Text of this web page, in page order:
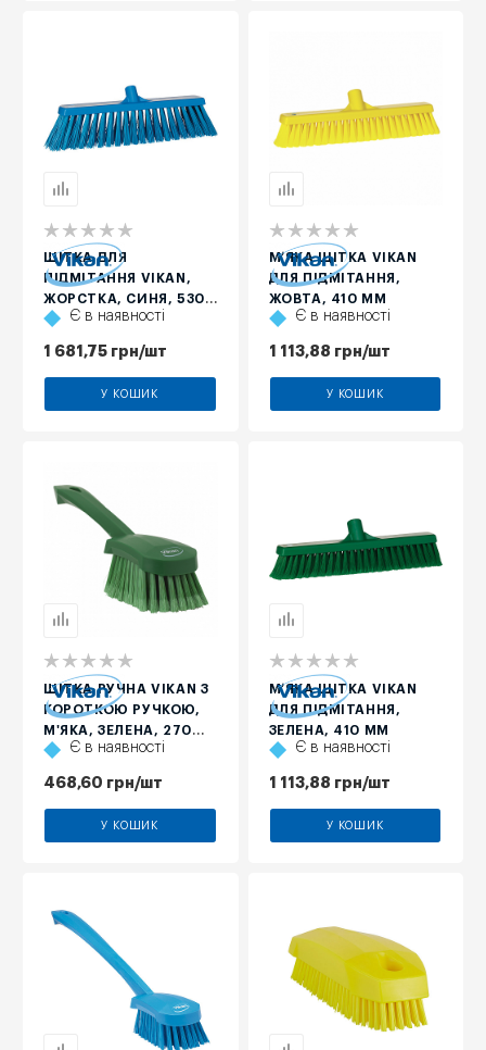
ЩІТКА ДЛЯ
ПІДМІТАННЯ VIKAN,
ЖОРСТКА, СИНЯ, 530
ММ
Є в наявності
1 681,75 грн/шт
У КОШИК
М’ЯКА ЩІТКА VIKAN
ДЛЯ ПІДМІТАННЯ,
ЖОВТА, 410 ММ
Є в наявності
1 113,88 грн/шт
У КОШИК
ЩІТКА РУЧНА VIKAN З
КОРОТКОЮ РУЧКОЮ,
М'ЯКА, ЗЕЛЕНА, 270
ММ
Є в наявності
468,60 грн/шт
У КОШИК
М’ЯКА ЩІТКА VIKAN
ДЛЯ ПІДМІТАННЯ,
ЗЕЛЕНА, 410 ММ
Є в наявності
1 113,88 грн/шт
У КОШИК